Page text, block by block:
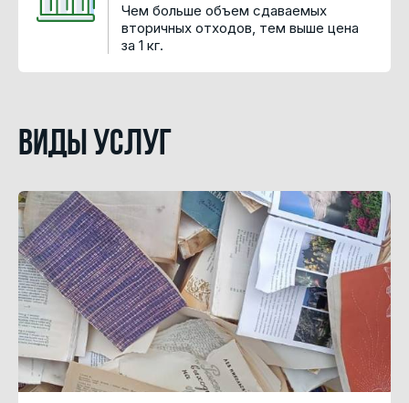
Чем больше объем сдаваемых
вторичных отходов, тем выше цена
за 1 кг.
Виды услуг